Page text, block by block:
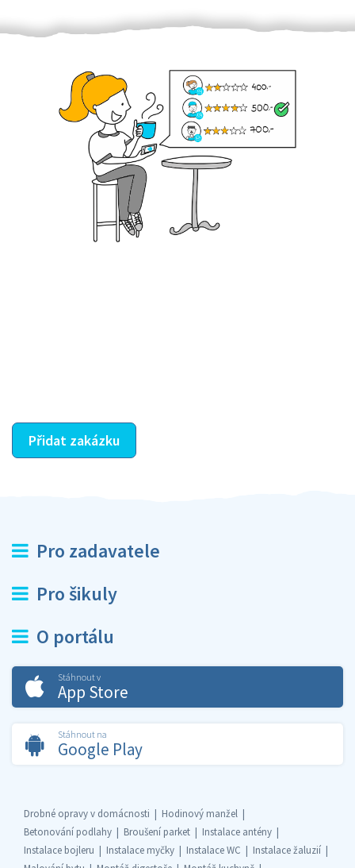
Přidat zakázku
Pro zadavatele
Pro šikuly
O portálu
Stáhnout v
App Store
Stáhnout na
Google Play
Drobné opravy v domácnosti
Hodinový manžel
Betonování podlahy
Broušení parket
Instalace antény
Instalace bojleru
Instalace myčky Instalace WC
Instalace žaluzií